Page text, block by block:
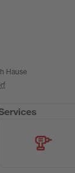
Hause